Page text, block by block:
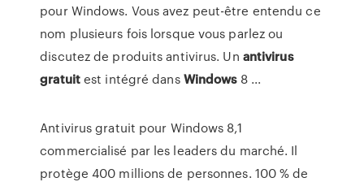
pour Windows. Vous avez peut-être entendu ce
nom plusieurs fois lorsque vous parlez ou
discutez de produits antivirus. Un antivirus
gratuitest intégré dansWindows8 ...
Antivirus gratuit pour Windows 8,1
commercialisé par les leaders du marché. Il
protège 400 millions de personnes. 100 % de